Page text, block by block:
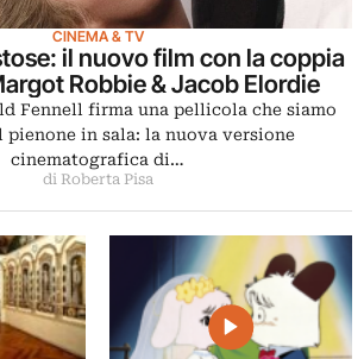
CINEMA & TV
il nuovo film con la coppia
Robbie & Jacob Elordie
Fennell firma una pellicola che siamo
in sala: la nuova versione
cinematografica di…
di Roberta Pisa